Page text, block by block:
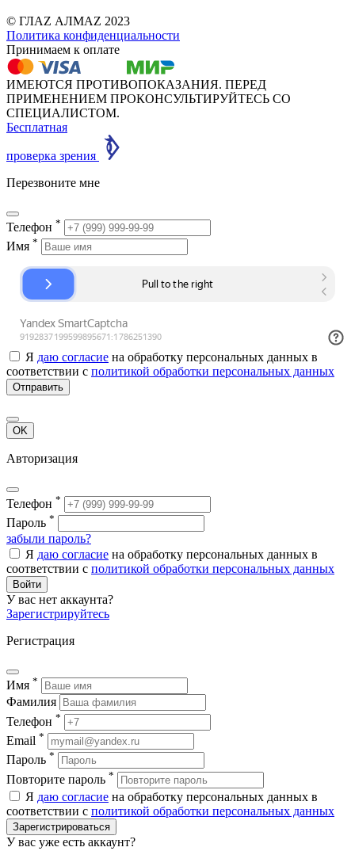
© ГЛАZ АЛМАZ 2023
Политика конфиденциальности
Принимаем к оплате
ИМЕЮТСЯ ПРОТИВОПОКАЗАНИЯ. ПЕРЕД
ПРИМЕНЕНИЕМ ПРОКОНСУЛЬТИРУЙТЕСЬ СО
СПЕЦИАЛИСТОМ.
Бесплатная
проверка зрения
Перезвоните мне
Телефон *
Имя *
Я даю согласие на обработку персональных данных в
соответствии с политикой обработки персональных данных
Отправить
OK
Авторизация
Телефон *
Пароль *
забыли пароль?
Я даю согласие на обработку персональных данных в
соответствии с политикой обработки персональных данных
Войти
У вас нет аккаунта?
Зарегистрируйтесь
Регистрация
Имя *
Фамилия
Телефон *
Email *
Пароль *
Повторите пароль *
Я даю согласие на обработку персональных данных в
соответствии с политикой обработки персональных данных
Зарегистрироваться
У вас уже есть аккаунт?